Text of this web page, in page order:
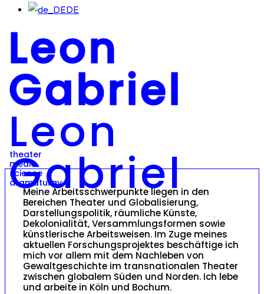
DE
Leon
Gabriel
Leon
Gabriel
theater
media
science
dramaturgy
Meine Arbeitsschwerpunkte liegen in den
Bereichen Theater und Globalisierung,
Darstellungspolitik, räumliche Künste,
Dekolonialität, Versammlungsformen sowie
künstlerische Arbeitsweisen. Im Zuge meines
aktuellen Forschungsprojektes beschäftige ich
mich vor allem mit dem Nachleben von
Gewaltgeschichte im transnationalen Theater
zwischen globalem Süden und Norden. Ich lebe
und arbeite in Köln und Bochum.